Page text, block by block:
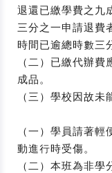
退還已繳學費之九
三分之一申請退費
時間已逾總時數三
（二）已繳代辦
成品。
（三）學校因故未
（一）學員請著
動進行時受傷。
（二）本班為非